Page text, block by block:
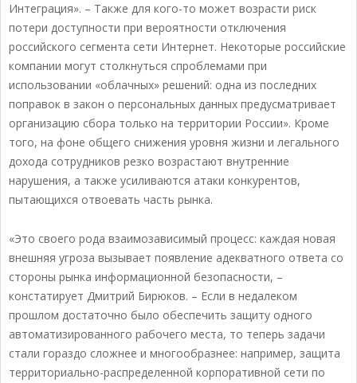
Интеграция». – Также для кого-то может возрасти риск
потери доступности при вероятности отключения
российского сегмента сети Интернет. Некоторые российские
компании могут столкнуться спроблемами при
использовании «облачных» решений: одна из последних
поправок в закон о персональных данных предусматривает
организацию сбора только на территории России». Кроме
того, на фоне общего снижения уровня жизни и легального
дохода сотрудников резко возрастают внутренние
нарушения, а также усиливаются атаки конкурентов,
пытающихся отвоевать часть рынка.
«Это своего рода взаимозависимый процесс: каждая новая
внешняя угроза вызывает появление адекватного ответа со
стороны рынка информационной безопасности, –
констатирует Дмитрий Бирюков. – Если в недалеком
прошлом достаточно было обеспечить защиту одного
автоматизированного рабочего места, то теперь задачи
стали гораздо сложнее и многообразнее: например, защита
территориально-распределенной корпоративной сети по